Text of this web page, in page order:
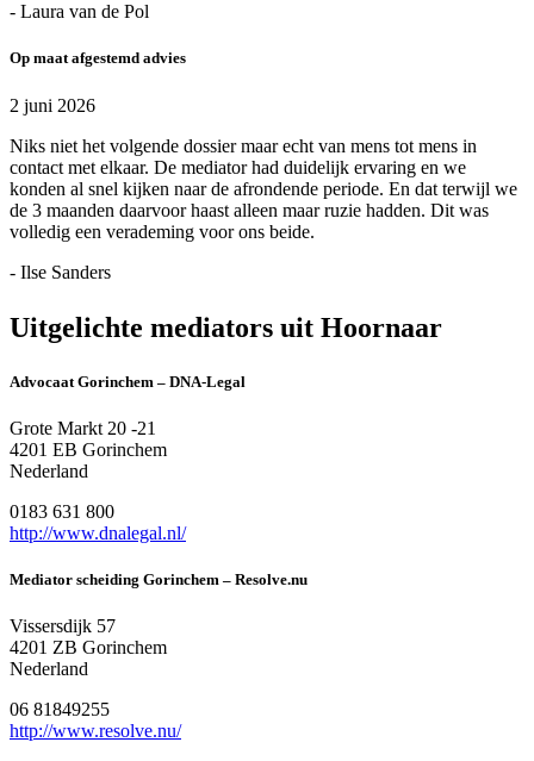
- Laura van de Pol
Op maat afgestemd advies
2 juni 2026
Niks niet het volgende dossier maar echt van mens tot mens in
contact met elkaar. De mediator had duidelijk ervaring en we
konden al snel kijken naar de afrondende periode. En dat terwijl we
de 3 maanden daarvoor haast alleen maar ruzie hadden. Dit was
volledig een verademing voor ons beide.
- Ilse Sanders
Uitgelichte mediators uit Hoornaar
Advocaat Gorinchem – DNA-Legal
Grote Markt 20 -21
4201 EB Gorinchem
Nederland
0183 631 800
http://www.dnalegal.nl/
Mediator scheiding Gorinchem – Resolve.nu
Vissersdijk 57
4201 ZB Gorinchem
Nederland
06 81849255
http://www.resolve.nu/